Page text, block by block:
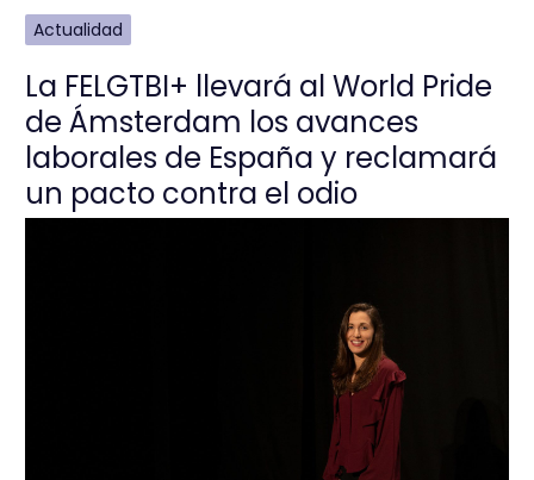
Actualidad
La FELGTBI+ llevará al World Pride
de Ámsterdam los avances
laborales de España y reclamará
un pacto contra el odio